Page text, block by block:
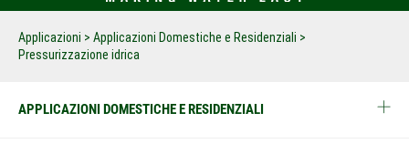
Applicazioni > Applicazioni Domestiche e Residenziali >
Pressurizzazione idrica
APPLICAZIONI DOMESTICHE E RESIDENZIALI